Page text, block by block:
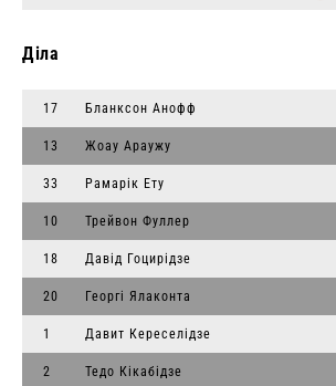
Діла
17 Бланксон Анофф
13 Жоау Араужу
33 Рамарiк Ету
10 Трейвон Фуллер
18 Давід Гоцирідзе
20 Георгі Ялаконта
1 Давит Кереселідзе
2 Тедо Кікабідзе